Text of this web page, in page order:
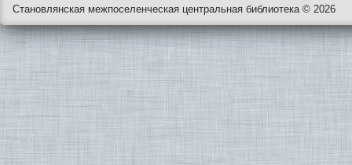
Становлянская межпоселенческая центральная библиотека © 2026